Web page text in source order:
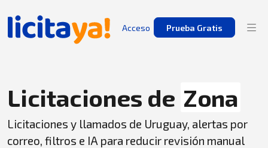
Acceso Prueba Gratis
Licitaciones de Zona
Licitaciones y llamados de Uruguay, alertas por
correo, filtros e IA para reducir revisión manual